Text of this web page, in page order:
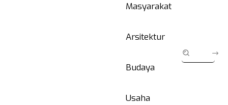
Masyarakat
Arsitektur
Budaya
Usaha